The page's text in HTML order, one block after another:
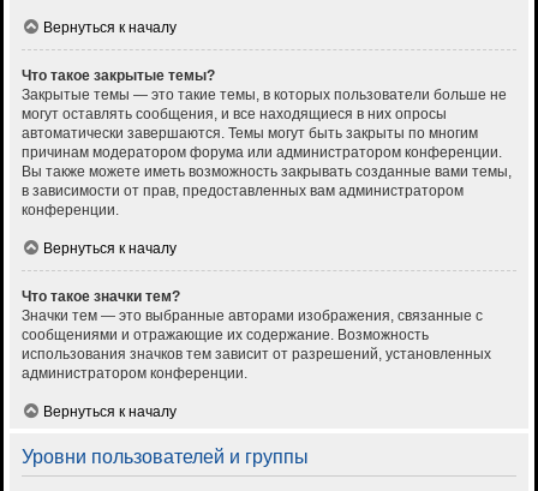
Вернуться к началу
Что такое закрытые темы?
Закрытые темы — это такие темы, в которых пользователи больше не
могут оставлять сообщения, и все находящиеся в них опросы
автоматически завершаются. Темы могут быть закрыты по многим
причинам модератором форума или администратором конференции.
Вы также можете иметь возможность закрывать созданные вами темы,
в зависимости от прав, предоставленных вам администратором
конференции.
Вернуться к началу
Что такое значки тем?
Значки тем — это выбранные авторами изображения, связанные с
сообщениями и отражающие их содержание. Возможность
использования значков тем зависит от разрешений, установленных
администратором конференции.
Вернуться к началу
Уровни пользователей и группы